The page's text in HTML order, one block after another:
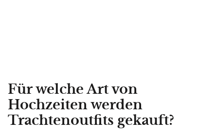
Für welche Art von
Hochzeiten werden
Trachtenoutfits gekauft?